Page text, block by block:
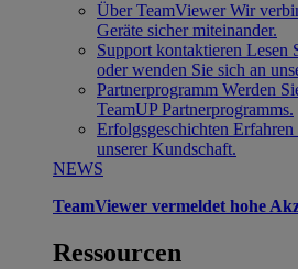
Über TeamViewer Wir
Geräte sicher miteinander.
Support kontaktieren Lesen
oder wenden Sie sich an
Partnerprogramm Werden
TeamUP Partnerprogramms.
Erfolgsgeschichten Erfahren
unserer Kundschaft.
NEWS
TeamViewer vermeldet hohe
Ressourcen